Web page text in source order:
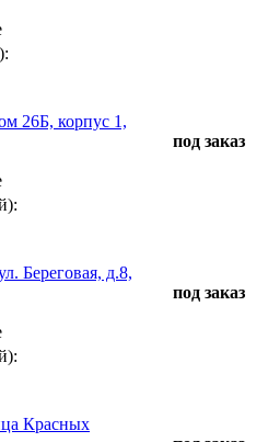
26Б, корпус 1,
под заказ
Береговая, д.8,
под заказ
Красных